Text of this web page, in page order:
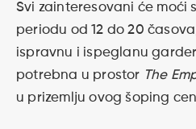
Svi zainteresovani će moći
periodu od 12 do 20
ispravnu i ispeglanu
potrebna u prostor The
u prizemlju ovog šoping